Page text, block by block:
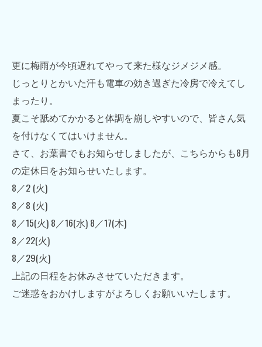
更に梅雨が今頃遅れてやって来た様なジメジメ感。
じっとりとかいた汗も電車の効き過ぎた冷房で冷えてし
まったり。
夏こそ舐めてかかると体調を崩しやすいので、皆さん気
を付けなくてはいけません。
さて、お葉書でもお知らせしましたが、こちらからも8月
の定休日をお知らせいたします。
8／2 (火)
8／8 (火)
8／15(火) 8／16(水) 8／17(木)
8／22(火)
8／29(火)
上記の日程をお休みさせていただきます。
ご迷惑をおかけしますがよろしくお願いいたします。